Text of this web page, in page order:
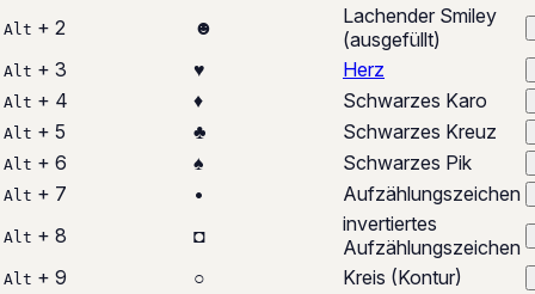
Alt + 2 ☻
Lachender Smiley
(ausgefüllt)
Alt + 3 ♥ Herz
Alt + 4 ♦ Schwarzes Karo
Alt + 5 ♣ Schwarzes Kreuz
Alt + 6 ♠ Schwarzes Pik
Alt + 7 • Aufzählungszeichen
Alt + 8 ◘
invertiertes
Aufzählungszeichen
Alt + 9 ○ Kreis (Kontur)